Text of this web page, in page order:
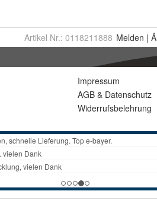
Artikel Nr.: 0118211888 Melden |
Impressum
AGB & Datenschutz
Widerrufsbelehrung